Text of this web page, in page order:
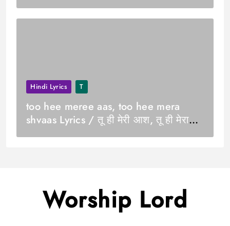
Hindi Lyrics T
too hee meree aas, too hee mera
shvaas Lyrics / तू ही मेरी आश, तू ही मेरा
श्वास
Worship Lord